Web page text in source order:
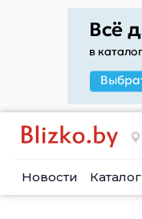
Новости Каталог